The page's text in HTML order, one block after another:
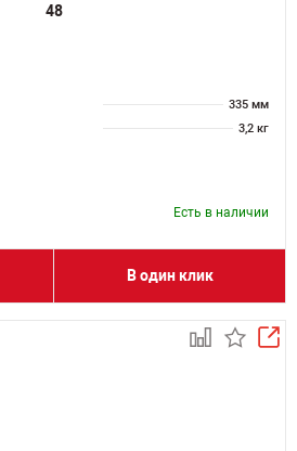
48
335 мм
3,2 кг
Есть в наличии
В один клик